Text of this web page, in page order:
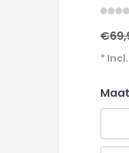
*
Maat